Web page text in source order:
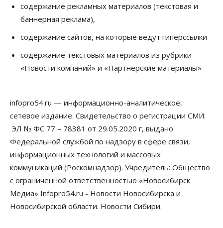
Финансы
Россияне оформили ипотечных кредитов на 2,6
06 Августа 2026, 15:53
Власть
Думская гонка в Новосибирской области
Бизнес Общество
Правительство России продлило разрешение на
выпуск бензина «Евро-3»
06 Августа 2026, 14:00
Общество
«За тех, у кого от 270 баллов,
настоящая борьба»: вузы настойчиво
обзванивают новосибирских высокобалльников
перед зачислением
06 Августа 2026, 13:00
содержание рекламных материалов (текстовая и
баннерная реклама),
содержание сайтов, на которые ведут гиперссылки
содержание текстовых материалов из рубрики
«Новости компаний» и «Партнерские материалы»
infopro54.ru — информационно-аналитическое,
сетевое издание. Свидетельство о регистрации СМИ:
ЭЛ № ФС 77 – 78381 от 29.05.2020 г, выдано
Федеральной службой по надзору в сфере связи,
информационных технологий и массовых
коммуникаций (Роскомнадзор). Учредитель: Общество
с ограниченной ответственностью «Новосибирск
Медиа» Infopro54.ru - Новости Новосибирска и
Новосибирской области. Новости Сибири.